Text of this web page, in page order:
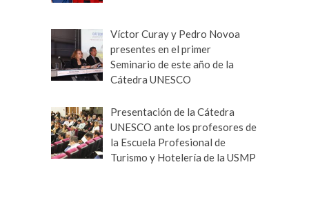
Víctor Curay y Pedro Novoa
presentes en el primer
Seminario de este año de la
Cátedra UNESCO
Presentación de la Cátedra
UNESCO ante los profesores de
la Escuela Profesional de
Turismo y Hotelería de la USMP